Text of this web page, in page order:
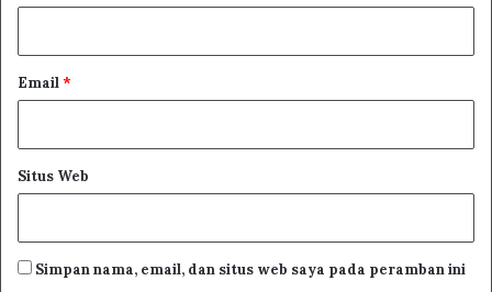
Email*
Situs Web
Simpan nama, email, dan situs web saya pada peramban ini